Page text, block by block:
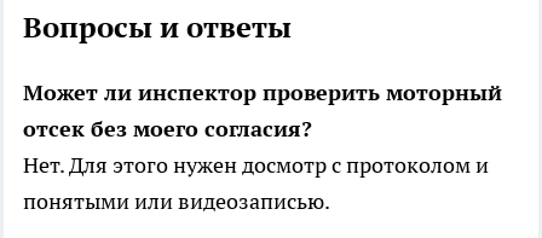
Вопросы и ответы
Может ли инспектор проверить моторный
отсек без моего согласия?
Нет. Для этого нужен досмотр с протоколом и
понятыми или видеозаписью.